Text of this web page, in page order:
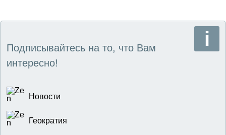
Подписывайтесь на то, что Вам
интересно!
Новости
Геократия